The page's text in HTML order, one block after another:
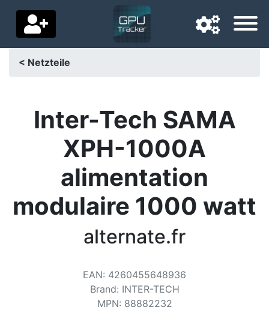
Lieferland
Einstellungen
Unterstütze uns
Kontaktiere uns
< Netzteile
Inter-Tech SAMA
XPH-1000A
alimentation
modulaire 1000 watt
alternate.fr
EAN: 4260455648936
Brand: INTER-TECH
MPN: 88882232